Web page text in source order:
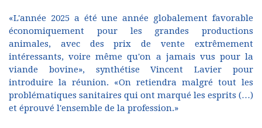
«L'année 2025 a été une année globalement favorable
économiquement pour les grandes productions
animales, avec des prix de vente extrêmement
intéressants, voire même qu'on a jamais vus pour la
viande bovine», synthétise Vincent Lavier pour
introduire la réunion. «On retiendra malgré tout les
problématiques sanitaires qui ont marqué les esprits (…)
et éprouvé l'ensemble de la profession.»